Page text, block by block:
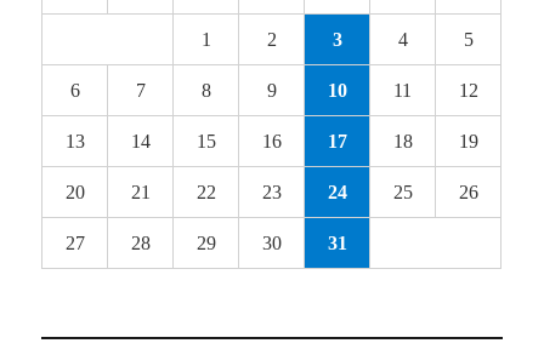
1 2 3 4 5
6 7 8 9 10 11 12
13 14 15 16 17 18 19
20 21 22 23 24 25 26
27 28 29 30 31